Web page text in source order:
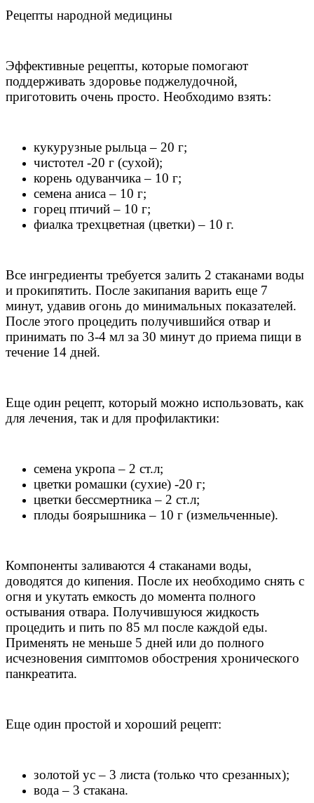
Рецепты народной медицины
Эффективные рецепты, которые помогают
поддерживать здоровье поджелудочной,
приготовить очень просто. Необходимо взять:
кукурузные рыльца – 20 г;
чистотел -20 г (сухой);
корень одуванчика – 10 г;
семена аниса – 10 г;
горец птичий – 10 г;
фиалка трехцветная (цветки) – 10 г.
Все ингредиенты требуется залить 2 стаканами воды
и прокипятить. После закипания варить еще 7
минут, удавив огонь до минимальных показателей.
После этого процедить получившийся отвар и
принимать по 3-4 мл за 30 минут до приема пищи в
течение 14 дней.
Еще один рецепт, который можно использовать, как
для лечения, так и для профилактики:
семена укропа – 2 ст.л;
цветки ромашки (сухие) -20 г;
цветки бессмертника – 2 ст.л;
плоды боярышника – 10 г (измельченные).
Компоненты заливаются 4 стаканами воды,
доводятся до кипения. После их необходимо снять с
огня и укутать емкость до момента полного
остывания отвара. Получившуюся жидкость
процедить и пить по 85 мл после каждой еды.
Применять не меньше 5 дней или до полного
исчезновения симптомов обострения хронического
панкреатита.
Еще один простой и хороший рецепт:
золотой ус – 3 листа (только что срезанных);
вода – 3 стакана.